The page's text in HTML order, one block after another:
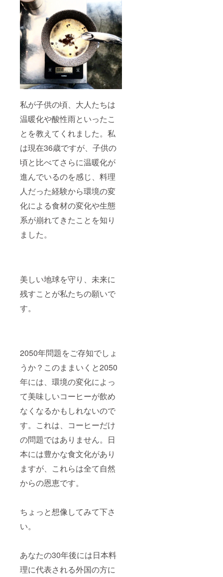
私が子供の頃、大人たちは
温暖化や酸性雨といったこ
とを教えてくれました。私
は現在36歳ですが、子供の
頃と比べてさらに温暖化が
進んでいるのを感じ、料理
人だった経験から環境の変
化による食材の変化や生態
系が崩れてきたことを知り
ました。
美しい地球を守り、未来に
残すことが私たちの願いで
す。
2050年問題をご存知でしょ
うか？このままいくと2050
年には、環境の変化によっ
て美味しいコーヒーが飲め
なくなるかもしれないので
す。これは、コーヒーだけ
の問題ではありません。日
本には豊かな食文化があり
ますが、これらは全て自然
からの恩恵です。
ちょっと想像してみて下さ
い。
あなたの30年後には日本料
理に代表される外国の方に